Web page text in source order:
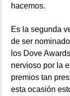
hacemos.
Es la segunda
de ser
los Dove
nervioso por la
premios tan
esta ocasión